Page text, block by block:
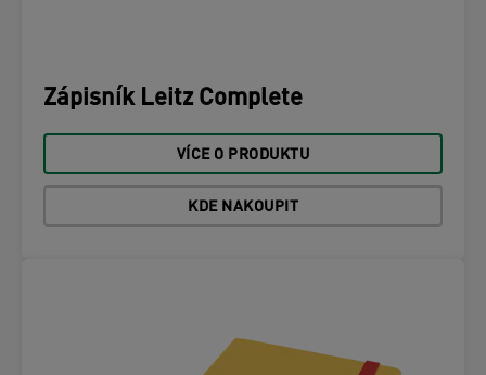
Zápisník Leitz Complete
VÍCE O PRODUKTU
KDE NAKOUPIT